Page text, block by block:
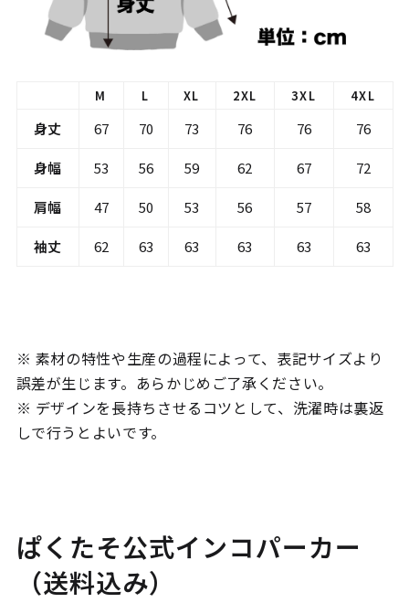
M L XL 2XL 3XL 4XL
身丈 67 70 73 76 76 76
身幅 53 56 59 62 67 72
肩幅 47 50 53 56 57 58
袖丈 62 63 63 63 63 63
※ 素材の特性や生産の過程によって、表記サイズより
誤差が生じます。あらかじめご了承ください。
※ デザインを長持ちさせるコツとして、洗濯時は裏返
しで行うとよいです。
ぱくたそ公式インコパーカー
（送料込み）